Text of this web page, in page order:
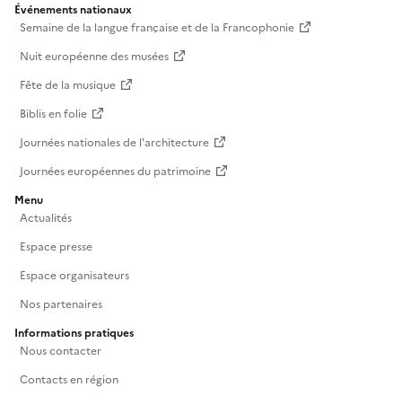
Événements nationaux
Semaine de la langue française et de la Francophonie
Nuit européenne des musées
Fête de la musique
Biblis en folie
Journées nationales de l'architecture
Journées européennes du patrimoine
Menu
Actualités
Espace presse
Espace organisateurs
Nos partenaires
Informations pratiques
Nous contacter
Contacts en région